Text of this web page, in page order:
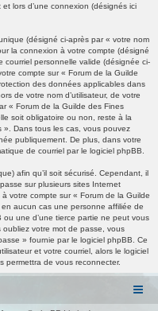
lors d’une connexion (désignés ici
(désigné ci-après par « votre nom
la connexion à votre compte (désigné
personnelle valide (désignée ci-
compte sur « Forum de la Guilde
des données applicables dans
de votre nom d’utilisateur, de votre
« Forum de la Guilde des Fines
soit obligatoire ou non, reste à la
». Dans tous les cas, vous pouvez
publiquement. De plus, dans votre
de courriel par le logiciel phpBB.
afin qu’il soit sécurisé. Cependant, il
sur plusieurs sites Internet
votre compte sur « Forum de la Guilde
aucun cas une personne affiliée de
une d’une tierce partie ne peut vous
votre mot de passe, vous
» fournie par le logiciel phpBB. Ce
et votre courriel, alors le logiciel
permettra de vous reconnecter.